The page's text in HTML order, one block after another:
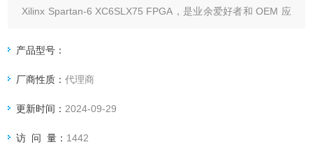
Xilinx Spartan-6 XC6SLX75 FPGA，是业余爱好者和 OEM 应
产品型号：
厂商性质：代理商
更新时间： 2024-09-29
访 问 量： 1442